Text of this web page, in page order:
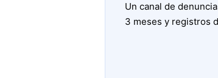
Un canal de
3 meses y registros